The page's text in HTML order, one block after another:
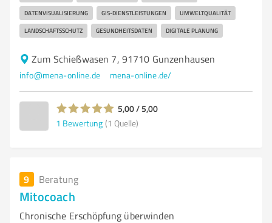
DATENVISUALISIERUNG GIS-DIENSTLEISTUNGEN UMWELTQUALITÄT
LANDSCHAFTSSCHUTZ GESUNDHEITSDATEN DIGITALE PLANUNG
Zum Schießwasen 7, 91710 Gunzenhausen
info@mena-online.de mena-online.de/
5,00 / 5,00
1 Bewertung (1 Quelle)
9 Beratung
Mitocoach
Chronische Erschöpfung überwinden